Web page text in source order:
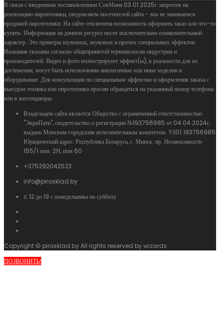
В связи с введенным постановлением СовМина 03.01.2025г запретом на
реализацию пиротехники, уведомляем посетителей сайта - мы не занимаемся
продажей пиротехники. На сайте отключена возможность оформить заказ или что-то
купить. Информация на данном ресурсе носит исключительно ознакомительный
характер. Это примеры шумовых, звуковых и прочих специальных эффектов.
Названия указаны согласно общепринятой терминологии индустрии и
производителей. Видео и фото иллюстрируют эффект(ы), в реальности для их
достижения, могут быть использованы аналогичные или иные изделия и
оборудование. Для консультации по специальным эффектам и оформления заказа с
выездом техника или пиротехника просим обращаться на указанный номер телефона
или в мессенджеры.
Владельцем сайта является Общество с ограниченной ответственностью
"ЭвриПати", свидетельство о регистрации №193756985 от 04.04.2024г,
выдано Минским городским исполнительным комитетом. УНП 193756985
Юридический адрес: Республика Беларусь, г. Минск. пр. Независимости
155/1 пом. 2Н, пом 60
+375292042523
info@pirosklad.by
c 12 до 19 с понедельника по субботу
Copyright © pirosklad.by All rights reserved by wizards
ПОЗВОНИТЬ!